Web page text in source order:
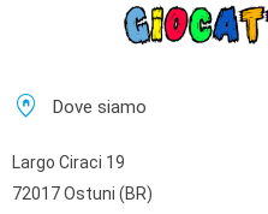
home_pin Dove siamo
Largo Ciraci 19
72017 Ostuni (BR)